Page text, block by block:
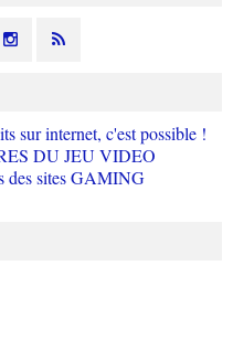
sur internet, c'est possible !
DU JEU VIDEO
sites GAMING